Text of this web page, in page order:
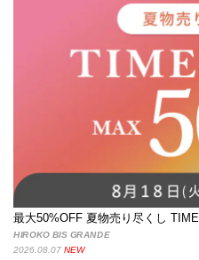
最大50%OFF 夏物売り尽くし
HIROKO BIS GRANDE
2026.08.07 NEW